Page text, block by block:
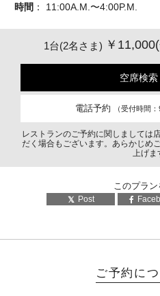
時間 ： 11:00A.M.〜4:00P.M.
1台(2名さま) ￥
空席検
電話予約 （受付時間
レストランのご予約に関しましては
だく場合もございます。あらかじめ
上げま
このプラ
Post
ご予約に